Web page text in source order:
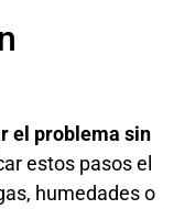
el problema sin
estos pasos el
humedades o